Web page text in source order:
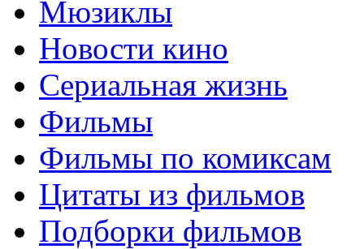
Мюзиклы
Новости кино
Сериальная жизнь
Фильмы
Фильмы по комиксам
Цитаты из фильмов
Подборки фильмов